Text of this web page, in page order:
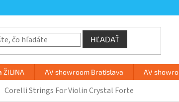
HĽADAŤ
ŽILINA AV showroom Bratislava AV
Corelli Strings For Violin Crystal Forte